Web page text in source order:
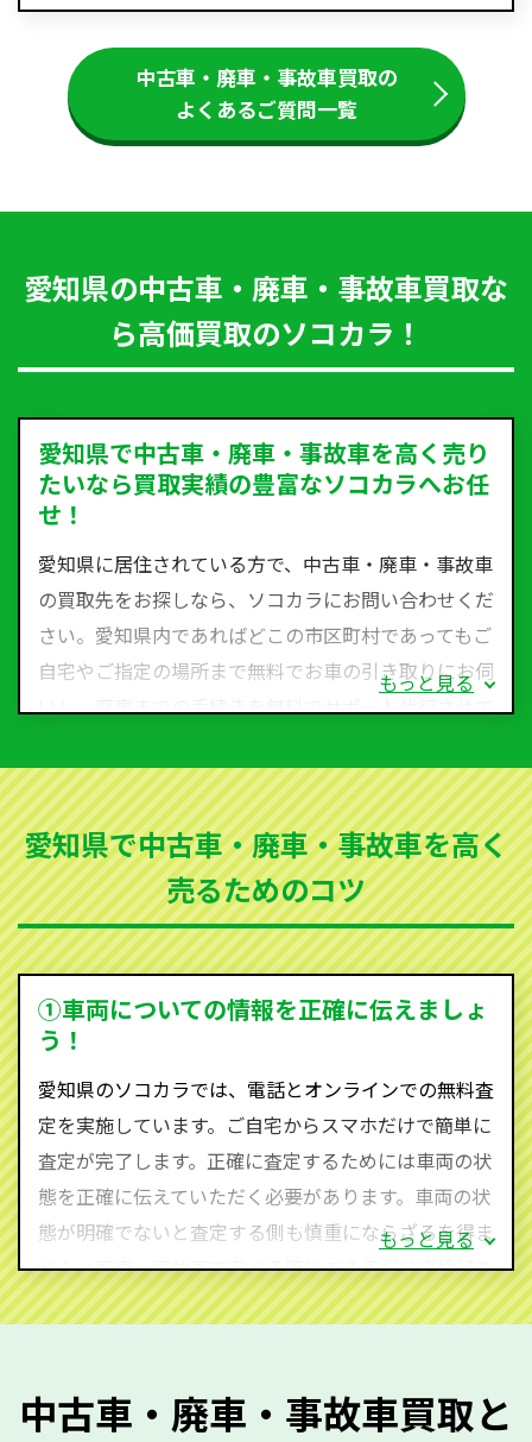
中古車・廃車・事故車買取の
よくあるご質問一覧
愛知県の中古車・廃車・事故車買取な
ら高価買取のソコカラ！
愛知県で中古車・廃車・事故車を高く売り
たいなら買取実績の豊富なソコカラへお任
せ！
愛知県に居住されている方で、中古車・廃車・事故車
の買取先をお探しなら、ソコカラにお問い合わせくだ
さい。愛知県内であればどこの市区町村であってもご
自宅やご指定の場所まで無料でお車の引き取りにお伺
いし、廃車までの手続きを無料でサポート代行させて
など動かない車、水害車、不動車、乗らなくなってし
まった車、車検が切れて動かすことができない車でも
買取可能です。
ソコカラは世界１１０か国に独自の販売ネットワーク
を持ち、国内に自社物流網、自社ヤードをもっている
ため、中間マージンがかかりません。だから高価買取
を実現し、お客様に利益を還元することができるので
す。
590-870）までお問い合わせ下さい。
査定・ご相談・見積もりはすべて無料で行います。安
心してお問い合わせください。
もっと見る
愛知県で中古車・廃車・事故車を高く
売るためのコツ
①車両についての情報を正確に伝えましょ
う！
愛知県のソコカラでは、電話とオンラインでの無料査
定を実施しています。ご自宅からスマホだけで簡単に
査定が完了します。正確に査定するためには車両の状
態を正確に伝えていただく必要があります。車両の状
態が明確でないと査定する側も慎重にならざるを得ま
せん。廃車・事故車査定する際はできるだけ車検証を
ご準備ください。車検証があることで車両状態や年式
質問させていただく内容は以下の通りとなります。
もっと見る
中古車・廃車・事故車買取と